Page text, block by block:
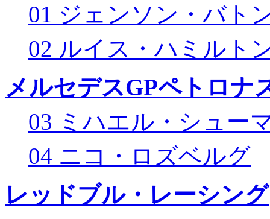
01 ジェンソン・バト
02 ルイス・ハミルト
メルセデスGPペトロナ
03 ミハエル・シュー
04 ニコ・ロズベルグ
レッドブル・レーシング